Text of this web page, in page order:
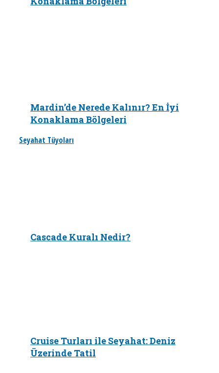
Mardin’de Nerede Kalınır? En İyi
Konaklama Bölgeleri
Seyahat Tüyoları
Cascade Kuralı Nedir?
Cruise Turları ile Seyahat: Deniz
Üzerinde Tatil